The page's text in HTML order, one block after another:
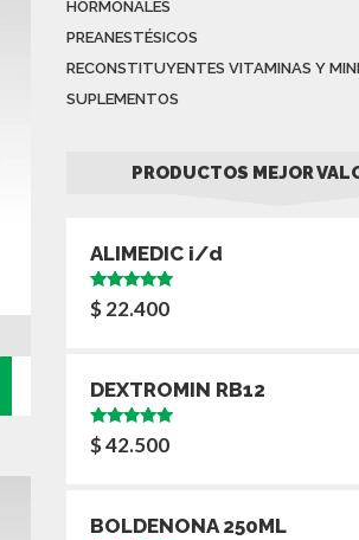
HORMONALES
PREANESTÉSICOS
RECONSTITUYENTES VITAMINAS Y
SUPLEMENTOS
PRODUCTOS MEJOR
ALIMEDIC i/d
Valorado
con5.00de
$22.400
DEXTROMIN RB12
Valorado
con5.00de
$42.500
BOLDENONA 250ML